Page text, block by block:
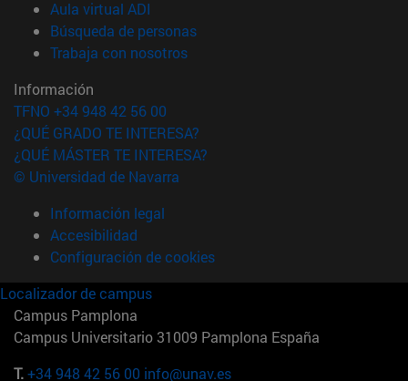
Aula virtual ADI
Búsqueda de personas(abre en nueva ventana)
Trabaja con nosotros(abre en nueva ventana)
Información
TFNO +34 948 42 56 00
¿QUÉ GRADO TE INTERESA?
¿QUÉ MÁSTER TE INTERESA?
© Universidad de Navarra
Información legal
Accesibilidad
Configuración de cookies
Localizador de campus
Campus Pamplona
Campus Universitario 31009 Pamplona España
T.+34 948 42 56 00 info@unav.es